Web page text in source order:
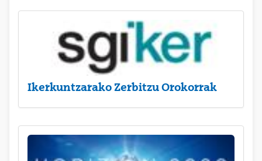
Ikerkuntzarako Zerbitzu Orokorrak